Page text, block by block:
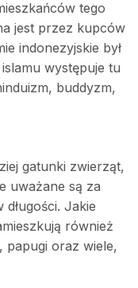
tego
jest przez kupców
indonezyjskie był
występuje tu
buddyzm,
gatunki zwierząt,
uważane są za
Jakie
również
papugi oraz wiele,